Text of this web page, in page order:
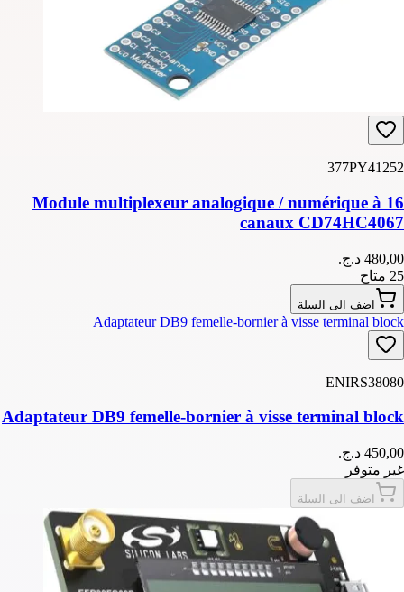
377PY41252
Module multiplexeur analogique / numérique à 16
canaux CD74HC4067
25 متاح
اضف الى السلة
Adaptateur DB9 femelle-bornier à visse terminal block
ENIRS38080
Adaptateur DB9 femelle-bornier à visse terminal block
غير متوفر
اضف الى السلة